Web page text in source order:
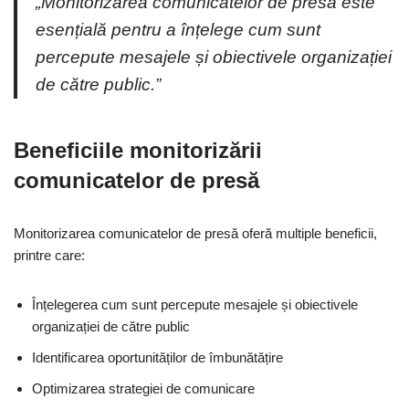
esențială pentru a înțelege cum sunt
percepute mesajele și obiectivele organizației
de către public.”
Beneficiile monitorizării
comunicatelor de presă
Monitorizarea comunicatelor de presă oferă multiple beneficii,
printre care:
Înțelegerea cum sunt percepute mesajele și obiectivele
organizației de către public
Identificarea oportunităților de îmbunătățire
Optimizarea strategiei de comunicare